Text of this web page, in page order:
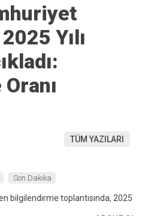
Yılı
TÜM YAZILARI
Son Dakika